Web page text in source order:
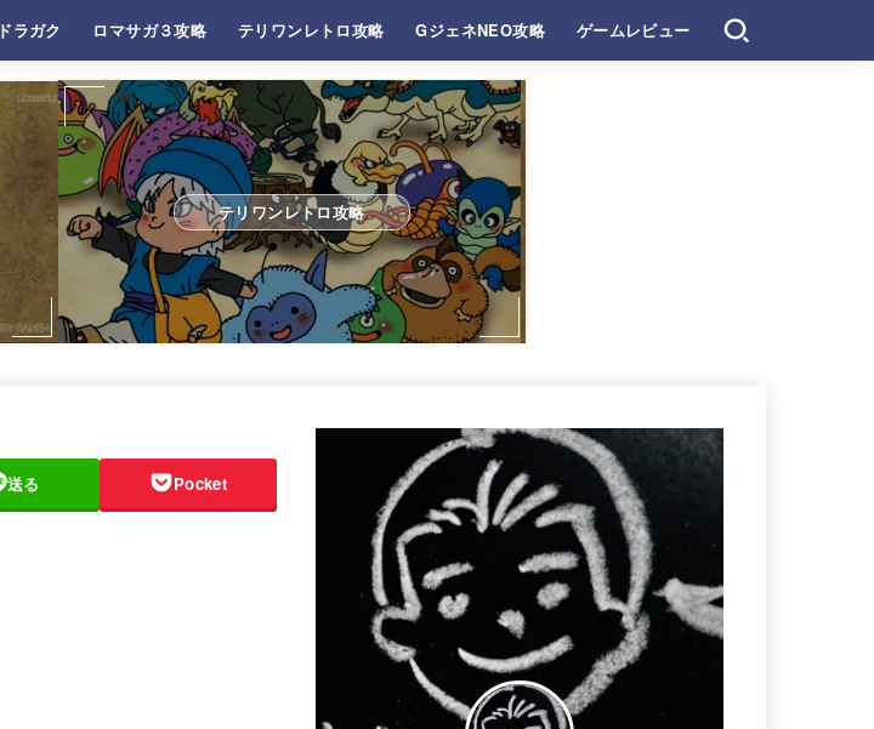
ドラガク ロマサガ３攻略 テリワンレトロ攻略 GジェネNEO攻略 ゲームレビュー
テリワンレトロ攻略
送る Pocket